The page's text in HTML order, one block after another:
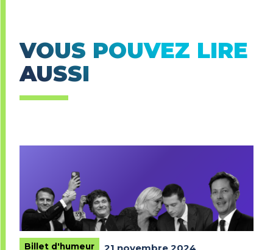
VOUS POUVEZ LIRE
AUSSI
Billet d'humeur